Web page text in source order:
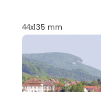
44x135 mm